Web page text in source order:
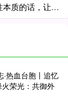
国家正规炒股平台 生物学博士一段说透人性本质的话，让我听后大彻大悟，他说：男人之所以身
热血台胞丨追忆
荣光：共御外